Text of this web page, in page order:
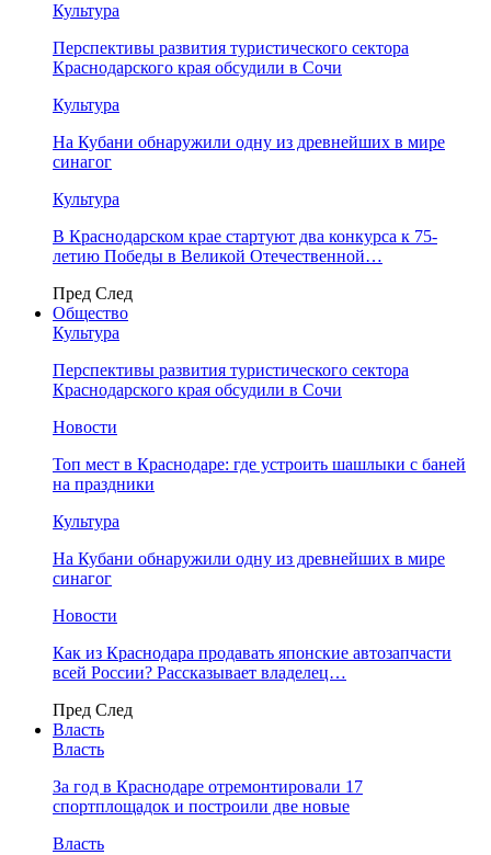
Культура
Перспективы развития туристического сектора
Краснодарского края обсудили в Сочи
Культура
На Кубани обнаружили одну из древнейших в мире
синагог
Культура
В Краснодарском крае стартуют два конкурса к 75-
летию Победы в Великой Отечественной…
Пред След
Общество
Культура
Перспективы развития туристического сектора
Краснодарского края обсудили в Сочи
Новости
Топ мест в Краснодаре: где устроить шашлыки с баней
на праздники
Культура
На Кубани обнаружили одну из древнейших в мире
синагог
Новости
Как из Краснодара продавать японские автозапчасти
всей России? Рассказывает владелец…
Пред След
Власть
Власть
За год в Краснодаре отремонтировали 17
спортплощадок и построили две новые
Власть